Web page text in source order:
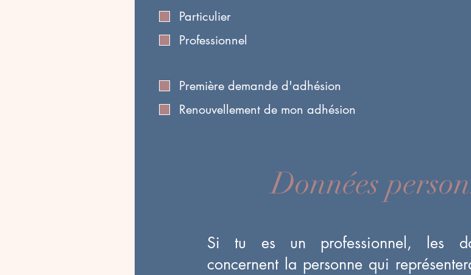
Particulier
Professionnel
Première demande d'adhésion
Renouvellement de mon adhésion
Données
Si tu es un professionnel, les
concernent la personne qui